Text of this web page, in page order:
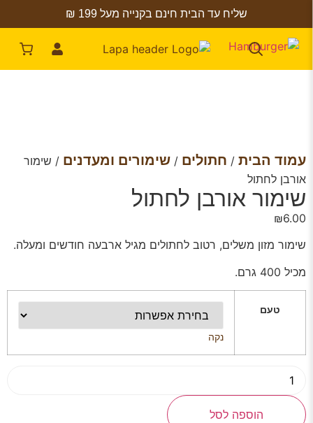
שליח עד הבית חינם בקנייה מעל 199 ₪
עמוד הבית / חתולים / שימורים ומעדנים / שימור
אורבן לחתול
שימור אורבן לחתול
₪6.00
שימור מזון משלים, רטוב לחתולים מגיל ארבעה חודשים ומעלה.
מכיל 400 גרם.
טעם
נקה
הוספה לסל